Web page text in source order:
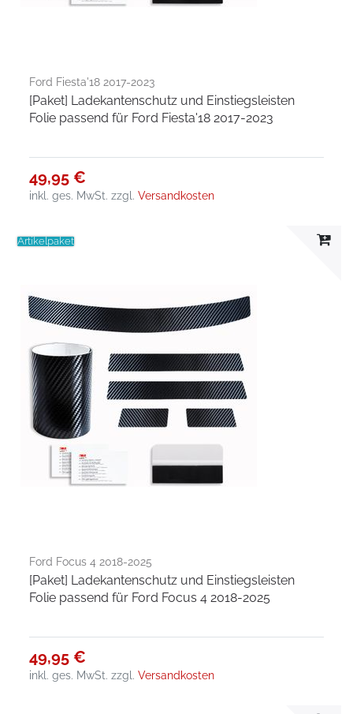
Ford Fiesta'18 2017-2023
[Paket] Ladekantenschutz und Einstiegsleisten
Folie passend für Ford Fiesta'18 2017-2023
49,95 €
inkl. ges. MwSt. zzgl.Versandkosten
Artikelpaket
Ford Focus 4 2018-2025
[Paket] Ladekantenschutz und Einstiegsleisten
Folie passend für Ford Focus 4 2018-2025
49,95 €
inkl. ges. MwSt. zzgl.Versandkosten